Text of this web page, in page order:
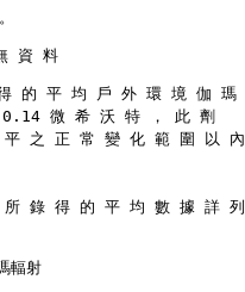
資 料
的 平 均 戶 外 環 境 伽 瑪
微 希 沃 特 ， 此 劑
之 正 常 變 化 範 圍 以 內
錄 得 的 平 均 數 據 詳 列
輻射